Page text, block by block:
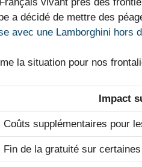
a décidé de mettre des
avec une Lamborghini hors
la situation pour nos
Impact
Coûts supplémentaires pour
Fin de la gratuité sur